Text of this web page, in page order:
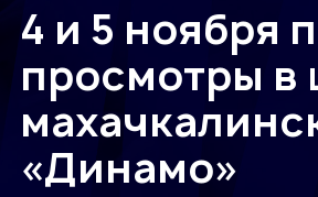
4 и 5 ноября
просмотры в
«Динамо»